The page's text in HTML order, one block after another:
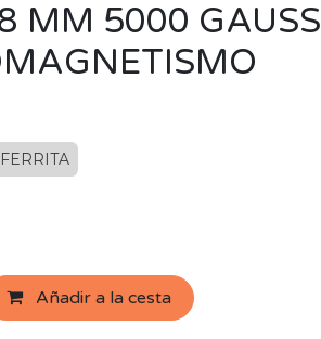
MM 5000 GAUSS
Añadir a la cesta